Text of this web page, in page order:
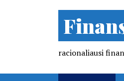
racionaliausi